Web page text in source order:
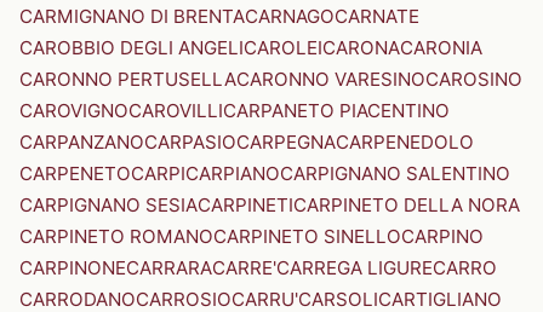
CARMIGNANO DI BRENTACARNAGOCARNATE
CAROBBIO DEGLI ANGELICAROLEICARONACARONIA
CARONNO PERTUSELLACARONNO VARESINOCAROSINO
CAROVIGNOCAROVILLICARPANETO PIACENTINO
CARPANZANOCARPASIOCARPEGNACARPENEDOLO
CARPENETOCARPICARPIANOCARPIGNANO SALENTINO
CARPIGNANO SESIACARPINETICARPINETO DELLA NORA
CARPINETO ROMANOCARPINETO SINELLOCARPINO
CARPINONECARRARACARRE'CARREGA LIGURECARRO
CARRODANOCARROSIOCARRU'CARSOLICARTIGLIANO